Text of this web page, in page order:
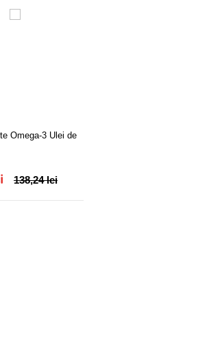
Omega-3 Ulei de
138,24 lei